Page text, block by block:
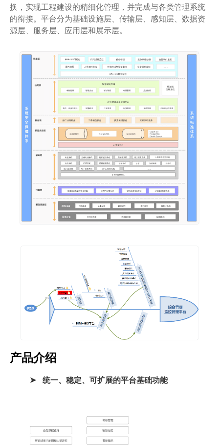
换，实现工程建设的精细化管理，并完成与各类管理系统
的衔接。平台分为基础设施层、传输层、感知层、数据资
源层、服务层、应用层和展示层。
产品介绍
统一、稳定、可扩展的平台基础功能